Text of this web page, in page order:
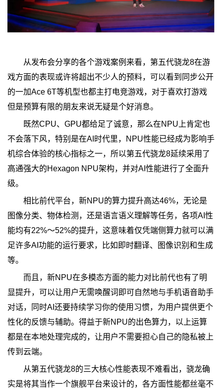
从发布会分享的各个游戏案例来看，第五代骁龙8在游
戏方面的表现或许将超出不少人的预料，可以看到同步公开
的一加Ace 6T等机型也都主打电竞游戏，对于喜欢打游戏
但是预算有限的朋友来说无疑是个好消息。
既然CPU、GPU都给足了诚意，那么在NPU上肯定也
不会落下风，特别是在AI时代里，NPU性能已经成为影响手
机综合体验的核心指标之一，所以第五代骁龙8延续采用了
高通强大的Hexagon NPU架构，并对AI性能进行了全面升
级。
相比前代平台，新NPU的算力提升高达46%，无论是
图像分类、物体检测，还是语言语义理解等任务，各项AI性
能均有22%～52%的提升，这意味着仅凭端侧算力就可以满
足许多AI功能的运行要求，比如即时翻译、图像识别和生成
等。
而且，新NPU在多模态方面的能力对比前代也有了明
显提升，可以让用户无需唤醒词即可自然地与手机语音助手
对话，同时AI还要持续学习你的使用习惯，为用户提供更个
性化的反馈与辅助。得益于新NPU的出色算力，以上运算
都是在本地处理完成的，让用户不需要担心自己的隐私被上
传到云端。
从第五代骁龙8的三大核心性能表现不难看出，骁龙确
实是将其当作一个旗舰平台来设计的，各方面性能都丝毫不